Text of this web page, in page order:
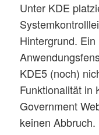
Unter KDE
Hintergrund.
KDE5 (noch)
Funktionalität in
Government
keinen Abbruch.